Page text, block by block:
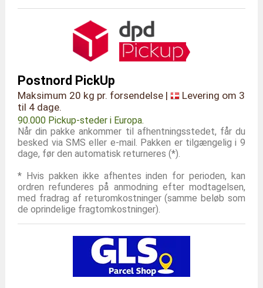
Postnord PickUp
Maksimum 20 kg pr. forsendelse |
Levering om 3
til 4 dage.
90.000 Pickup-steder i Europa.
Når din pakke ankommer til afhentningsstedet, får du
besked via SMS eller e-mail. Pakken er tilgængelig i 9
dage, før den automatisk returneres (*).
* Hvis pakken ikke afhentes inden for perioden, kan
ordren refunderes på anmodning efter modtagelsen,
med fradrag af returomkostninger (samme beløb som
de oprindelige fragtomkostninger).